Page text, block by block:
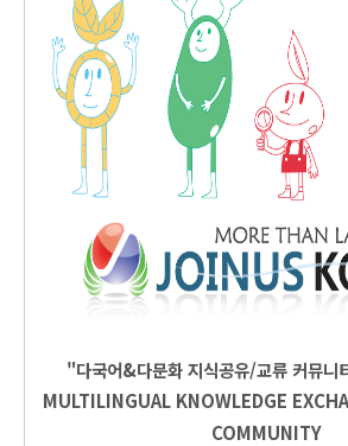
"다국어&다문화 지식공유/교류 커뮤니
MULTILINGUAL KNOWLEDGE
COMMUNITY